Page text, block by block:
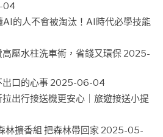
04
的人不會被淘汰！AI時代必學技能
壓水柱洗車術，省錢又環保 2025-
口的心事 2025-06-04
出行接送機更安心｜旅遊接送小提
林擴香組 把森林帶回家 2025-05-